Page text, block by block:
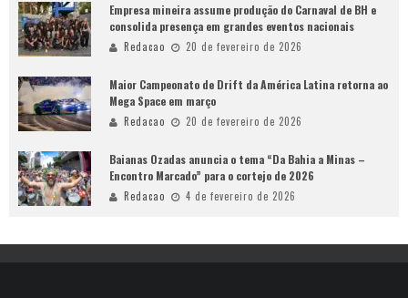
Empresa mineira assume produção do Carnaval de BH e
consolida presença em grandes eventos nacionais
Redacao 20 de fevereiro de 2026
Maior Campeonato de Drift da América Latina retorna ao
Mega Space em março
Redacao 20 de fevereiro de 2026
Baianas Ozadas anuncia o tema “Da Bahia a Minas –
Encontro Marcado” para o cortejo de 2026
Redacao 4 de fevereiro de 2026